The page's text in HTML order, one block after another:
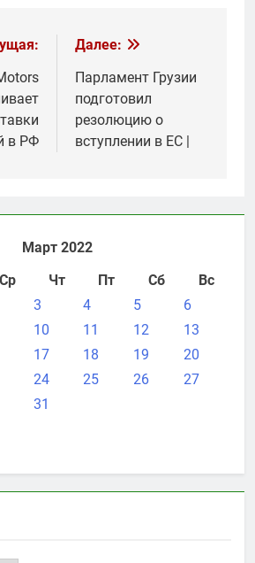
в РФ
Далее:
Парламент Грузии
подготовил
резолюцию о
вступлении в ЕС |
Март 2022
Ср Чт Пт Сб
Вс
3 4 5
6
10 11 12
13
17 18 19
20
24 25 26
27
31